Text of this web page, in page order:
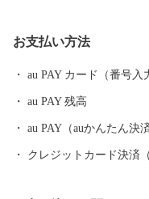
点と言われるまで成長し
器等々、次世代に繋がる
メージする方が多いので
くの人が訪れる大型商業
観光施設「河川環境楽園
お支払い方法
au PAY カード（番号入
au PAY 残高
au PAY（auかんたん決
クレジットカード決済